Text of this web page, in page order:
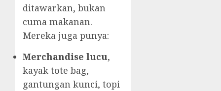
ditawarkan, bukan
cuma makanan.
Mereka juga punya:
Merchandise lucu,
kayak tote bag,
gantungan kunci, topi